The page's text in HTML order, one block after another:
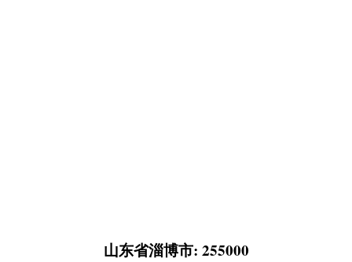
山东省淄博市: 255000